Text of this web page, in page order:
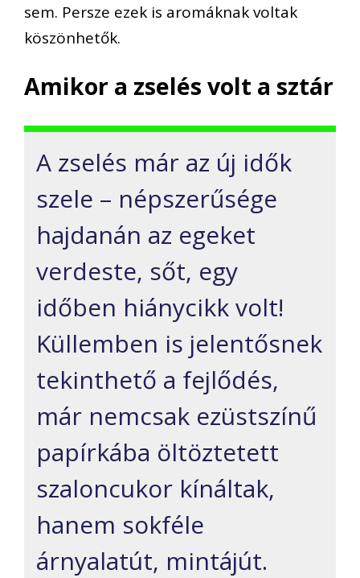
sem. Persze ezek is aromáknakvoltak
köszönhetők.
Amikor a zselés volt a sztár
A zselés már az új idők
szele – népszerűsége
hajdanán az egeket
verdeste, sőt, egy
időben hiánycikk volt!
Küllemben is jelentősnek
tekinthető a fejlődés,
már nemcsak ezüstszínű
papírkába öltöztetett
szaloncukor kínáltak,
hanem sokféle
árnyalatút, mintájút.